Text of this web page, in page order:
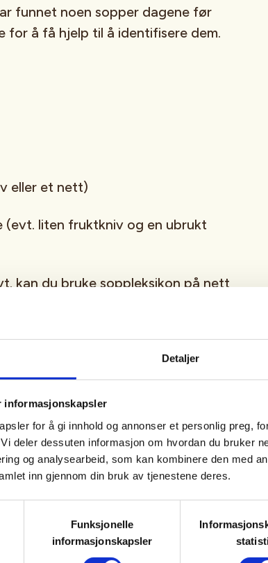
Detaljer
informasjonskapsler
for å gi innhold og annonser et personlig preg,
deler dessuten informasjon om hvordan du bruker
og analysearbeid, som kan kombinere den med
inn gjennom din bruk av tjenestene deres.
Funksjonelle
informasjonskapsler
funnet noen sopper dagene før
for å få hjelp til å identifisere dem.
eller et nett)
(evt. liten fruktkniv og en ubrukt
kan du brukesoppleksikon på nett
behov
vil det være flere turer med